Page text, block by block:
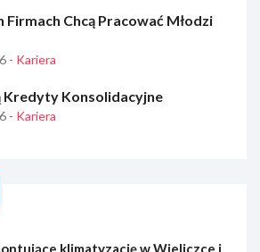
Firmach Chcą Pracować Młodzi
- Kariera
Kredyty Konsolidacyjne
- Kariera
klimatyzację w Wieliczce i